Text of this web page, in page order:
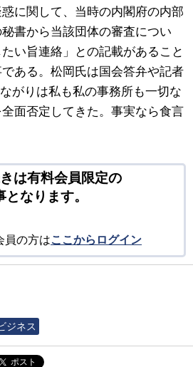
に関して、当時の内閣府の内部
書から当該団体の審査につい
い旨連絡」との記載があること
ある。松岡氏は国会答弁や記者
がりは私も私の事務所も一切な
面否定してきた。事実なら食言
は有料会員限定の
となります。
員の方はここからログイン
ジネス
ポスト